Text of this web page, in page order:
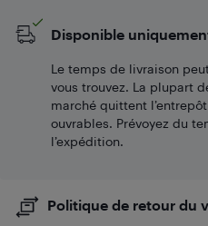
Disponible
Le temps de livraison
vous trouvez. La plupart
marché quittent
ouvrables. Prévoyez du
l’expédition.
Politique de retour du